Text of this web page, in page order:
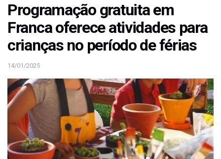
Programação gratuita em
Franca oferece atividades para
crianças no período de férias
14/01/2025